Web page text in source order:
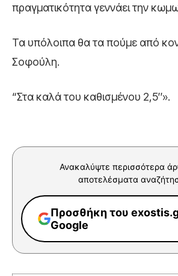
πραγματικότητα γεννάει την
Τα υπόλοιπα θα τα πούμε από
Σοφούλη.
“Στα καλά του καθισμένου 2,5″».
Ανακαλύψτε περισσότερα
αποτελέσματα
Προσθήκη του
Google